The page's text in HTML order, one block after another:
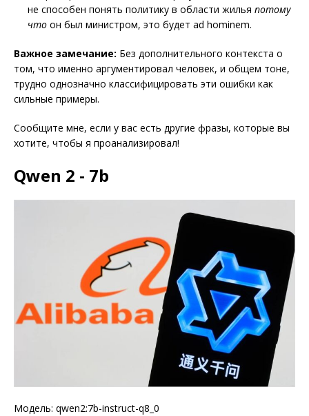
не способен понять политику в области жилья потому
что он был министром, это будет ad hominem.
Важное замечание: Без дополнительного контекста о
том, что именно аргументировал человек, и общем тоне,
трудно однозначно классифицировать эти ошибки как
сильные примеры.
Сообщите мне, если у вас есть другие фразы, которые вы
хотите, чтобы я проанализировал!
Qwen 2 - 7b
Модель: qwen2:7b-instruct-q8_0